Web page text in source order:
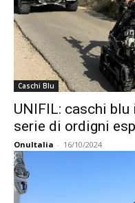
Caschi Blu
UNIFIL: caschi
serie di ordigni
OnuItalia - 16/10/2024